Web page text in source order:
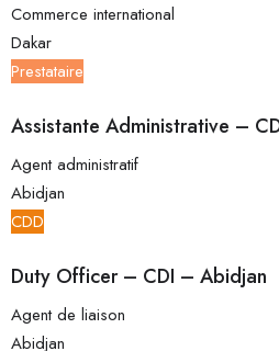
Commerce international
Dakar
Prestataire
Assistante Administrative –
Agent administratif
Abidjan
CDD
Duty Officer – CDI – Abidjan
Agent de liaison
Abidjan